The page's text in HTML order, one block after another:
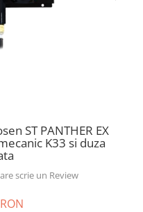
ST PANTHER EX
K33 si duza
scrie un Review